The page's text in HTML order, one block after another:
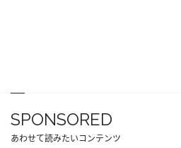
SPONSORED
あわせて読みたいコンテンツ